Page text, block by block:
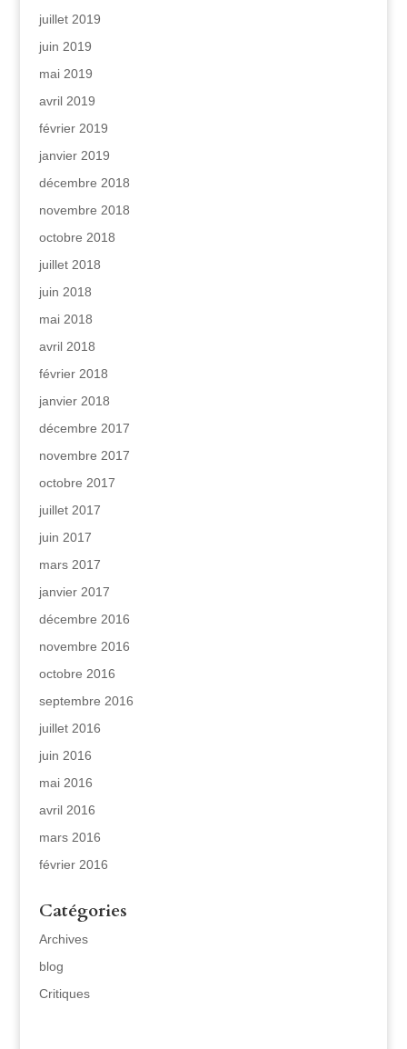
juillet 2019
juin 2019
mai 2019
avril 2019
février 2019
janvier 2019
décembre 2018
novembre 2018
octobre 2018
juillet 2018
juin 2018
mai 2018
avril 2018
février 2018
janvier 2018
décembre 2017
novembre 2017
octobre 2017
juillet 2017
juin 2017
mars 2017
janvier 2017
décembre 2016
novembre 2016
octobre 2016
septembre 2016
juillet 2016
juin 2016
mai 2016
avril 2016
mars 2016
février 2016
Catégories
Archives
blog
Critiques